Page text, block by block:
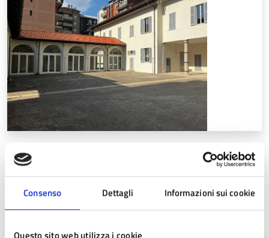
Consenso Dettagli Informazioni sui cookie
Questo sito web utilizza i cookie
Date e orari